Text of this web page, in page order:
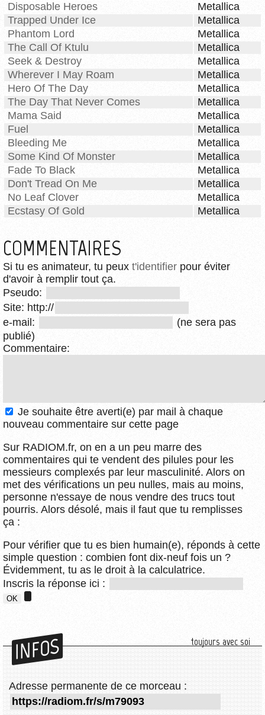
Disposable Heroes
Metallica
Trapped Under Ice
Metallica
Phantom Lord
Metallica
The Call Of Ktulu
Metallica
Seek & Destroy
Metallica
Wherever I May Roam
Metallica
Hero Of The Day
Metallica
The Day That Never Comes
Metallica
Mama Said
Metallica
Fuel
Metallica
Bleeding Me
Metallica
Some Kind Of Monster
Metallica
Fade To Black
Metallica
Don't Tread On Me
Metallica
No Leaf Clover
Metallica
Ecstasy Of Gold
Metallica
COMMENTAIRES
Si tu es animateur, tu peux t'identifier pour éviter
d'avoir à remplir tout ça.
Pseudo:
Site: http://
e-mail:
(ne sera pas
publié)
Commentaire:
Je souhaite être averti(e) par mail à chaque
nouveau commentaire sur cette page
Sur RADIOM.fr, on en a un peu marre des
commentaires qui te vendent des pilules pour les
messieurs complexés par leur masculinité. Alors on
met des vérifications un peu nulles, mais au moins,
personne n'essaye de nous vendre des trucs tout
pourris. Alors désolé, mais il faut que tu remplisses
ça :
Pour vérifier que tu es bien humain(e), réponds à cette
simple question : combien font dix-neuf fois un ?
Évidemment, tu as le droit à la calculatrice.
Inscris la réponse ici :
INFOS toujours avec soi
Adresse permanente de ce morceau :